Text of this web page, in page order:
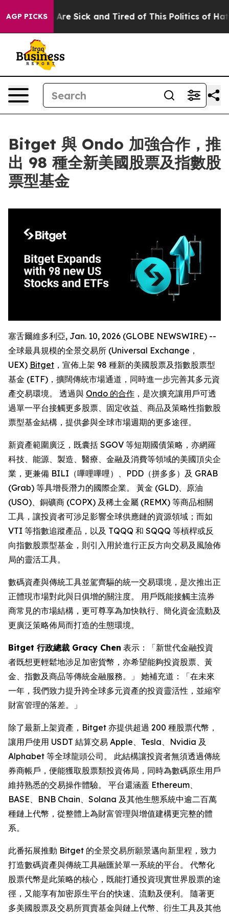
AGP PICKSAre Sick and Tired of This Politics of Hatred”
Bitget 與 Ondo 加強合作，推
出 98 種全新美國股票及指數股
票型基金
塞舌爾維多利亞, Jan. 10, 2026 (GLOBE NEWSWIRE) --
全球最具規模的全景交易所 (Universal Exchange，
UEX) Bitget ，宣佈上架 98 種新的美國股票及指數股票型
基金 (ETF)，擴闊傳統市場通道，同時進一步完善其多元資
產交易環境。 透過與 Ondo 的合作 ，是次擴充讓用戶可透
過單一平台接觸更多股票、固定收益、商品及策略性指數股
票型基金結構，提供參與全球市場週期的更多途徑。
新資產範圍廣泛，既囊括 SGOV 等短期國債策略，亦網羅
科技、能源、製造、醫療、金融及消費等領域的美國頂尖企
業，更兼備 BILI（嗶哩嗶哩）、PDD（拼多多）及 GRAB
(Grab) 等具增長潛力的國際企業。 黃金 (GLD)、原油
(USO)、銅礦商 (COPX) 及稀土金屬 (REMX) 等商品相關
工具，讓投資者可涉足影響全球供應鏈的資源領域；而如
VTI 等指數追蹤產品，以及 TQQQ 和 SQQQ 等槓桿或反
向指數股票型基金，則引入用於進行正反方向交易及風險佈
局的靈活工具。
數碼資產與傳統工具並駕齊驅的統一交易環境，是次推出正
正體現市場對此與日俱增的關注度。 用戶既能接觸主流券
商常見的市場結構，更可尊享為加快執行、簡化資金流動及
更廣泛策略佈局而打造的生態環境。
Bitget 行政總裁 Gracy Chen 表示：「新世代金融投資
者既想更輕鬆地涉足加密貨幣，亦希望能夠投資股票、黃
金、指數及商品等傳統金融服務。」 她補充道：「在未來
一年，我們致力提升跨全球多元資產的投資靈活性，並縮窄
財富管理的落差。」
除了最新上架資產，Bitget 亦提供超過 200 種股票代幣，
讓用戶使用 USDT 結算交易 Apple、Tesla、Nvidia 及
Alphabet 等全球龍頭公司。 此結構讓投資者無須透過傳統
券商帳戶，便能獲取股票類投資佈局，同時為數碼原生用戶
維持熟悉的交易操作體驗。 平台還涵蓋 Ethereum、
BASE、BNB Chain、Solana 及其他生態系統中逾二百萬
種鏈上代幣，從整體上為財富管理與增值建構更完整的體
系。
此番拓展推動 Bitget 的全景交易所願景邁向新里程，致力
打造數碼資產與傳統工具融匯於單一系統的平台。 代幣化
股票代幣是此策略的核心，既能打通投資現實世界股票的途
徑，又能享有加密原生平台的快速、流動及便利。 隨著更
多美國股票及交易所買賣基金與鏈上代幣、衍生工具及其他